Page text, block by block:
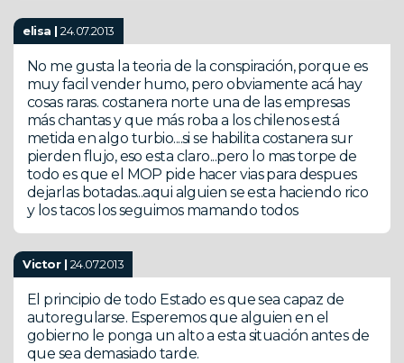
elisa |24.07.2013
No me gusta la teoria de la conspiración, porque es
muy facil vender humo, pero obviamente acá hay
cosas raras. costanera norte una de las empresas
más chantas y que más roba a los chilenos está
metida en algo turbio....si se habilita costanera sur
pierden flujo, eso esta claro...pero lo mas torpe de
todo es que el MOP pide hacer vias para despues
dejarlas botadas...aqui alguien se esta haciendo rico
y los tacos los seguimos mamando todos
Victor | 24.07.2013
El principio de todo Estado es que sea capaz de
autoregularse. Esperemos que alguien en el
gobierno le ponga un alto a esta situación antes de
que sea demasiado tarde.